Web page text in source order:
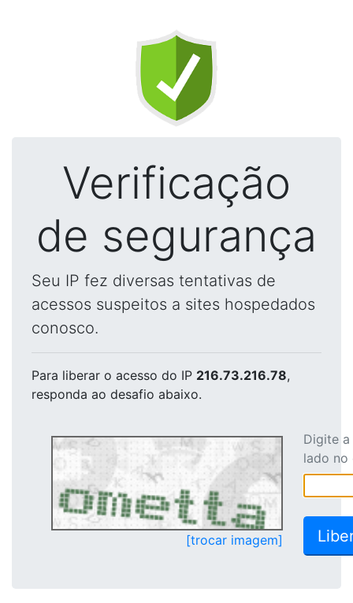
Verificação
de segurança
Seu IP fez diversas tentativas de
acessos suspeitos a sites hospedados
conosco.
Para liberar o acesso do IP 216.73.216.78,
responda ao desafio abaixo.
[trocar imagem]
Digite
lado no